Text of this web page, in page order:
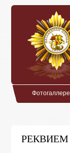
РЕКВИЕМ